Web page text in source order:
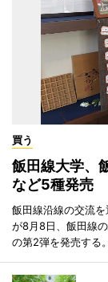
買う
飯田線大学、
など5種発売
飯田線沿線の交流
が8月8日、飯田線
の第2弾を発売する。